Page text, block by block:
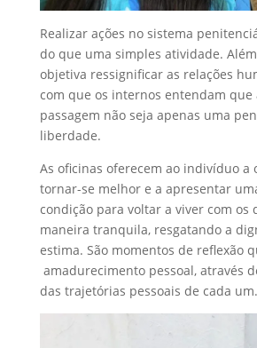
Realizar ações no sistema
do que uma simples atividade.
objetiva ressignificar as relações
com que os internos entendam que
passagem não seja apenas uma
liberdade.
As oficinas oferecem ao indivíduo a
tornar-se melhor e a apresentar
condição para voltar a viver com os
maneira tranquila, resgatando a
estima. São momentos de reflexão
amadurecimento pessoal, através
das trajetórias pessoais de cada um.